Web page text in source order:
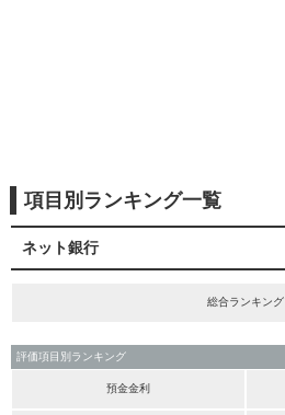
項目別ランキング一覧
ネット銀行
総合ランキング
評価項目別ランキング
預金金利